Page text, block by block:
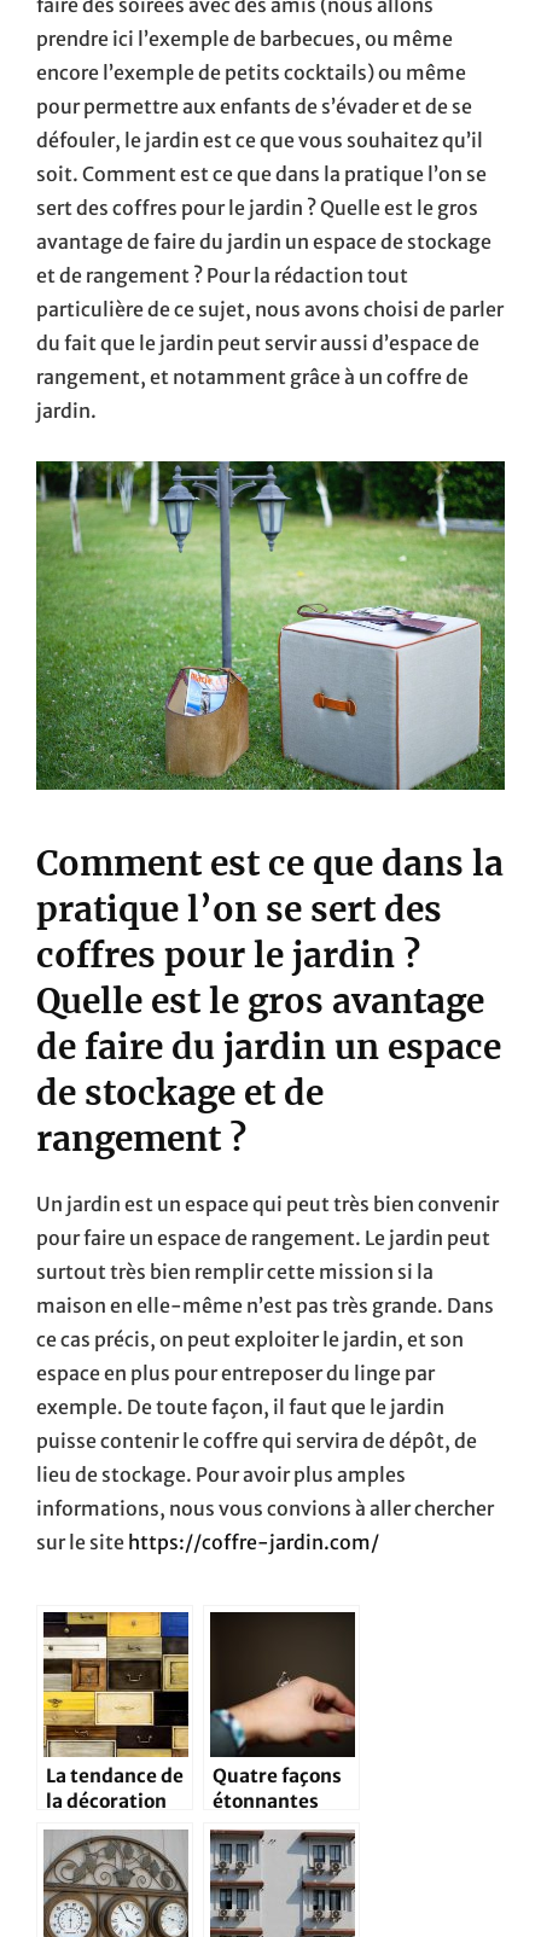
faire des soirées avec des amis (nous allons
prendre ici l’exemple de barbecues, ou même
encore l’exemple de petits cocktails) ou même
pour permettre aux enfants de s’évader et de se
défouler, le jardin est ce que vous souhaitez qu’il
soit. Comment est ce que dans la pratique l’on se
sert des coffres pour le jardin ? Quelle est le gros
avantage de faire du jardin un espace de stockage
et de rangement ? Pour la rédaction tout
particulière de ce sujet, nous avons choisi de parler
du fait que le jardin peut servir aussi d’espace de
rangement, et notamment grâce à un coffre de
jardin.
Comment est ce que dans la
pratique l’on se sert des
coffres pour le jardin ?
Quelle est le gros avantage
de faire du jardin un espace
de stockage et de
rangement ?
Un jardin est un espace qui peut très bien convenir
pour faire un espace de rangement. Le jardin peut
surtout très bien remplir cette mission si la
maison en elle-même n’est pas très grande. Dans
ce cas précis, on peut exploiter le jardin, et son
espace en plus pour entreposer du linge par
exemple. De toute façon, il faut que le jardin
puisse contenir le coffre qui servira de dépôt, de
lieu de stockage. Pour avoir plus amples
informations, nous vous convions à aller chercher
sur le site https://coffre-jardin.com/
La tendance de
la décoration
faite à base de
vieux
accessoires
Quatre façons
étonnantes
d’utiliser la
vaseline à la
maison